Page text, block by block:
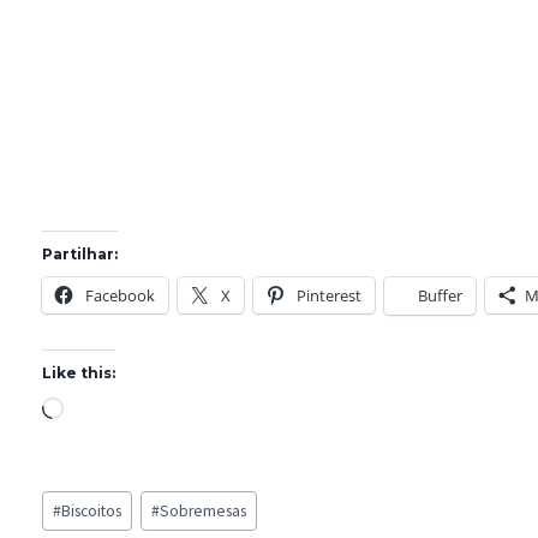
Partilhar:
Facebook X Pinterest Buffer
Like this:
L
d
Post
Tags:
#Biscoitos #Sobremesas